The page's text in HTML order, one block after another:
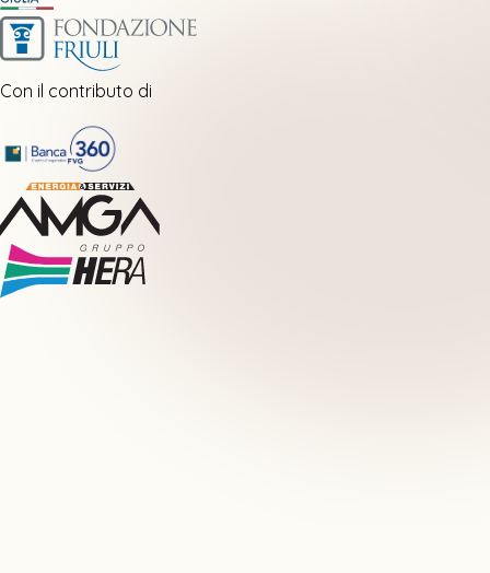
Con il contributo di